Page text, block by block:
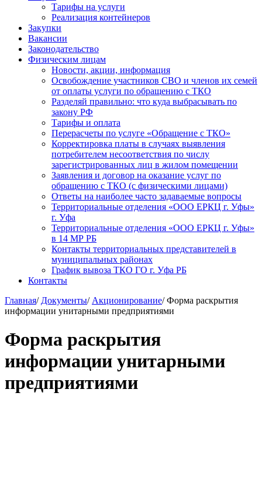
Тарифы на услуги
Реализация контейнеров
Закупки
Вакансии
Законодательство
Физическим лицам
Новости, акции, информация
Освобождение участников СВО и членов их семей
от оплаты услуги по обращению с ТКО
Разделяй правильно: что куда выбрасывать по
закону РФ
Тарифы и оплата
Перерасчеты по услуге «Обращение с ТКО»
Корректировка платы в случаях выявления
потребителем несоответствия по числу
зарегистрированных лиц в жилом помещении
Заявления и договор на оказание услуг по
обращению с ТКО (с физическими лицами)
Ответы на наиболее часто задаваемые вопросы
Территориальные отделения «ООО ЕРКЦ г. Уфы»
г. Уфа
Территориальные отделения «ООО ЕРКЦ г. Уфы»
в 14 МР РБ
Контакты территориальных представителей в
муниципальных районах
График вывоза ТКО ГО г. Уфа РБ
Контакты
Главная/ Документы/ Акционирование/ Форма раскрытия
информации унитарными предприятиями
Форма раскрытия
информации унитарными
предприятиями